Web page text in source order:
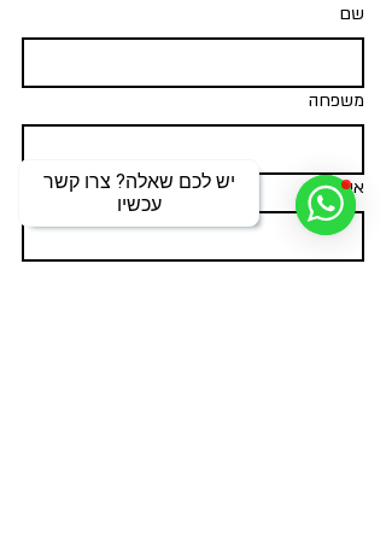
יש לכם שאלה? צרו קשר
עכשיו
שם
משפחה
אימייל *